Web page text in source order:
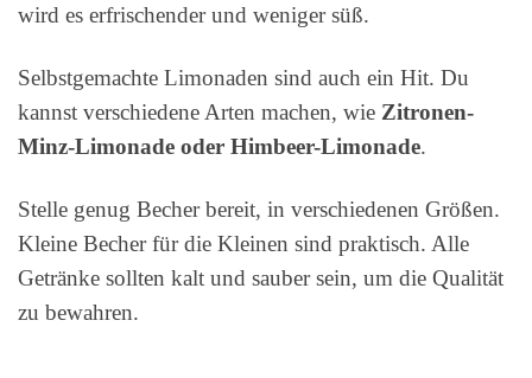
wird es erfrischender und weniger süß.
Selbstgemachte Limonaden sind auch ein Hit. Du
kannst verschiedene Arten machen, wie Zitronen-
Minz-Limonade oder Himbeer-Limonade.
Stelle genug Becher bereit, in verschiedenen Größen.
Kleine Becher für die Kleinen sind praktisch. Alle
Getränke sollten kalt und sauber sein, um die Qualität
zu bewahren.